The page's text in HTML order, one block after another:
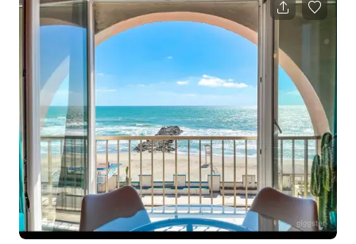
suggestiva immersa nella campagna, all’interno di un giardino
privato italiano, pensata per editoriali di moda, shooting
lifestyle, ritiri creativi, eventi intimi, workshop, creazione di